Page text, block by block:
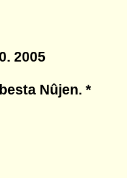
2005
Nûjen. *